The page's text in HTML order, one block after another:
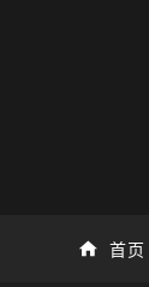
首页